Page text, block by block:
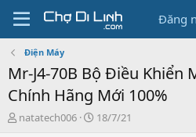
Đăng
Điện Máy
Mr-J4-70B Bộ Điều Khiển
Chính Hãng Mới 100%
T
natatech006
N
18/7/21